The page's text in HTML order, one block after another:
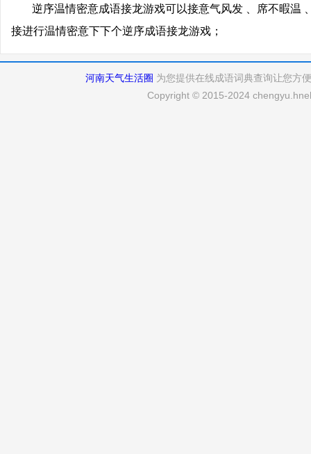
逆序温情密意成语接龙游戏可以接意气风发 、席不暇温
接进行温情密意下下个逆序成语接龙游戏；
河南天气生活圈 为您提供在线成语词典查询让您方
Copyright © 2015-2024